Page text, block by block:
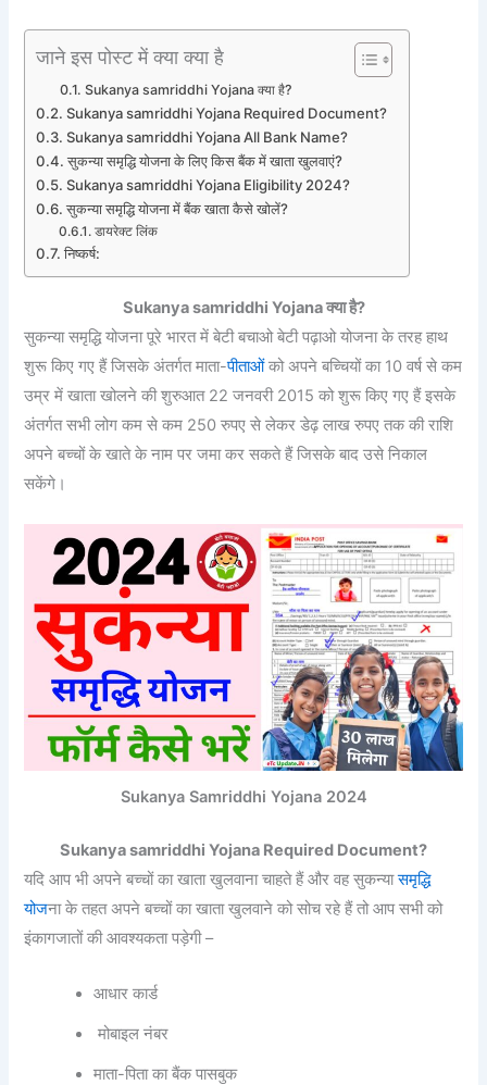
जाने इस पोस्ट में क्या क्या है
Sukanya samriddhi Yojana क्या है?
Sukanya samriddhi Yojana Required Document?
Sukanya samriddhi Yojana All Bank Name?
सुकन्या समृद्धि योजना के लिए किस बैंक में खाता खुलवाएं?
Sukanya samriddhi Yojana Eligibility 2024?
सुकन्या समृद्धि योजना में बैंक खाता कैसे खोलें?
डायरेक्ट लिंक
निष्कर्ष:
Sukanya samriddhi Yojana क्या है?
सुकन्या समृद्धि योजना पूरे भारत में बेटी बचाओ बेटी पढ़ाओ योजना के तरह हाथ
शुरू किए गए हैं जिसके अंतर्गत माता-पीताओंको अपने बच्चियों का 10 वर्ष से कम
उम्र में खाता खोलने की शुरुआत 22 जनवरी 2015 को शुरू किए गए हैं इसके
अंतर्गत सभी लोग कम से कम 250 रुपए से लेकर डेढ़ लाख रुपए तक की राशि
अपने बच्चों के खाते के नाम पर जमा कर सकते हैं जिसके बाद उसे निकाल
सकेंगे।
Sukanya Samriddhi Yojana 2024
Sukanya samriddhi Yojana Required Document?
यदि आप भी अपने बच्चों का खाता खुलवाना चाहते हैं और वह सुकन्यासमृद्धि
योजना के तहत अपने बच्चों का खाता खुलवाने को सोच रहे हैं तो आप सभी को
इंकागजातों की आवश्यकता पड़ेगी –
आधार कार्ड
मोबाइल नंबर
माता-पिता का बैंक पासबुक